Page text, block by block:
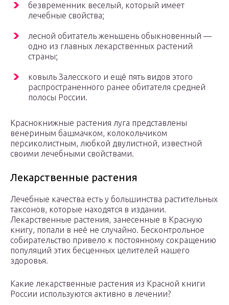
безвременник веселый, который имеет
лечебные свойства;
лесной обитатель женьшень обыкновенный —
одно из главных лекарственных растений
страны;
ковыль Залесского и ещё пять видов этого
распространенного ранее обитателя средней
полосы России.
Краснокнижные растения луга представлены
венериным башмачком, колокольчиком
персиколистным, любкой двулистной, известной
своими лечебными свойствами.
Лекарственные растения
Лечебные качества есть у большинства растительных
таксонов, которые находятся в издании.
Лекарственные растения, занесенные в Красную
книгу, попали в неё не случайно. Бесконтрольное
собирательство привело к постоянному сокращению
популяций этих бесценных целителей нашего
здоровья.
Какие лекарственные растения из Красной книги
России используются активно в лечении?